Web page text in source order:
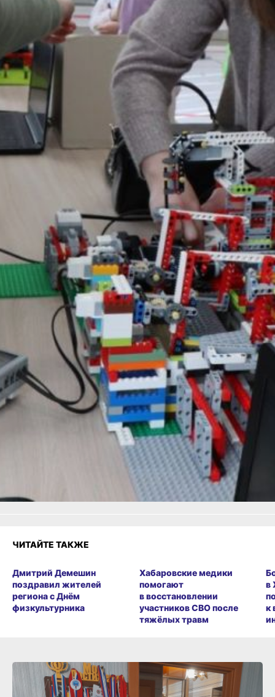
соревнования,
увлекательные квесты
старшеклассникам
помогут определиться
с выбором будущей
профессии, проведут
консультации
по подготовке
к экзаменам, дадут
возможность
поучаствовать
в олимпиадах.
Родителям на заметку:
в загородный лагерь.
Подробную информацию
можно получить
по номеру телефона:
(4212) 45-28-04. А ещё по
вопросам отдыха
и оздоровления детей
работает краевая горячая
линия: 8-909-802-09-11.
Лучшую «Точку роста»
выбрали в Хабаровском
крае
Читайте нас в соцсетях:
ВКонтакте
Одноклассники,
Телеграм
или Яндекс.ДзениМАКС
Как вам материал?
ЧИТАЙТЕ ТАКЖЕ
Дмитрий Демешин
поздравил жителей
региона с Днём
физкультурника
Хабаровские медики
помогают
в восстановлении
участников СВО после
тяжёлых травм
в
к